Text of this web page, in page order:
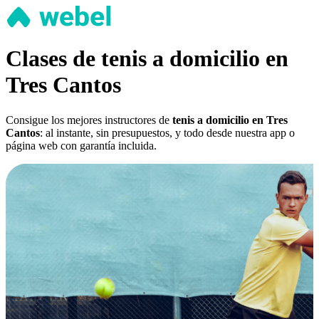
Clases de tenis a domicilio en
Tres Cantos
Consigue los mejores instructores de tenis a domicilio en Tres
Cantos: al instante, sin presupuestos, y todo desde nuestra app o
página web con garantía incluida.